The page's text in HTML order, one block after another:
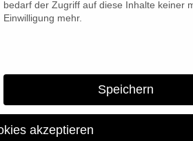
enorm wichtig,
Reform des
guten Weg, schon bald in
bedarf der Zugriff auf diese Inhalte keiner
Einwilligung mehr.
Speichern
akzeptieren